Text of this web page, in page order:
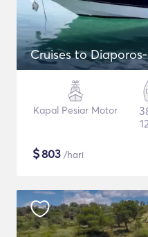
Cruises to
Kapal Pesiar Motor
$803 /hari